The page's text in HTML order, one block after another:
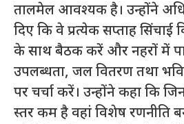
तालमेल आवश्यक है। उन्होंने
दिए कि वे प्रत्येक सप्ताह सिंचाई
के साथ बैठक करें और नहरों में
उपलब्धता, जल वितरण तथा
पर चर्चा करें। उन्होंने कहा कि
स्तर कम है वहां विशेष रणनीति